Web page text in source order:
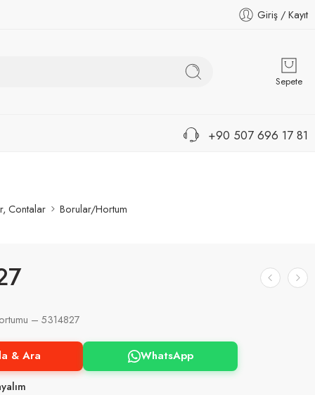
Giriş / Kayıt
Sepete
+90 507 696 17 81
Contalar Borular/Hortum
– 5314827
& Ara
WhatsApp